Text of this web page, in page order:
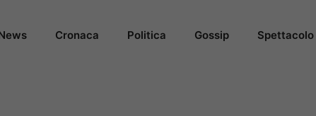
Cronaca Politica Gossip Spettacolo